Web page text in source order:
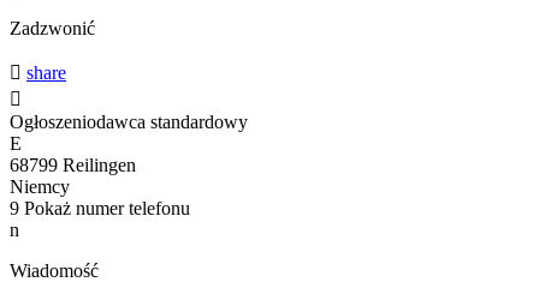
Zadzwonić
 share

Ogłoszeniodawca standardowy
E
68799 Reilingen
Niemcy
9 Pokaż numer telefonu
n
Wiadomość